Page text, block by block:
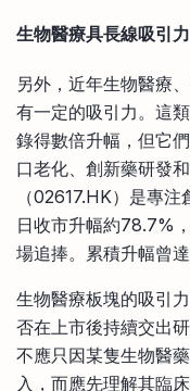
生物醫療具長線吸引力
另外，近年生物醫療
有一定的吸引力。這
錄得數倍升幅，但它
口老化、創新藥研發
（02617.HK）是專
日收市升幅約78.7%
場追捧。累積升幅曾達
生物醫療板塊的吸引
否在上市後持續交出
不應只因某隻生物醫
入，而應先理解其臨